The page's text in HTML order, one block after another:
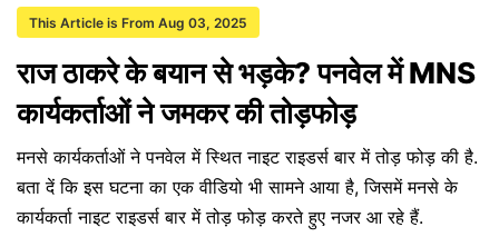
This Article is From Aug 03, 2025
राज ठाकरे के बयान से भड़के? पनवेल में MNS
कार्यकर्ताओं ने जमकर की तोड़फोड़
मनसे कार्यकर्ताओं ने पनवेल में स्थित नाइट राइडर्स बार में तोड़ फोड़ की है.
बता दें कि इस घटना का एक वीडियो भी सामने आया है, जिसमें मनसे के
कार्यकर्ता नाइट राइडर्स बार में तोड़ फोड़ करते हुए नजर आ रहे हैं.